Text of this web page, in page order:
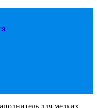
для мелких